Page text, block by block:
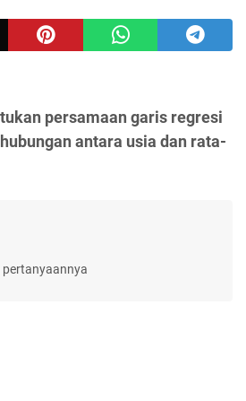
persamaan garis regresi
antara usia dan rata-
pertanyaannya